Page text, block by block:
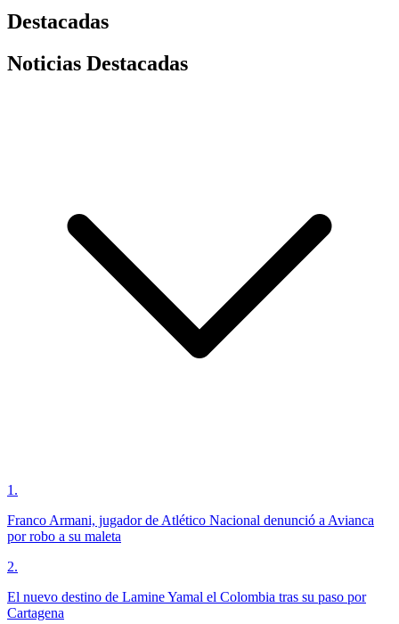
Destacadas
Noticias Destacadas
1 .
Franco Armani, jugador de Atlético Nacional denunció a Avianca
por robo a su maleta
2.
El nuevo destino de Lamine Yamal el Colombia tras su paso por
Cartagena